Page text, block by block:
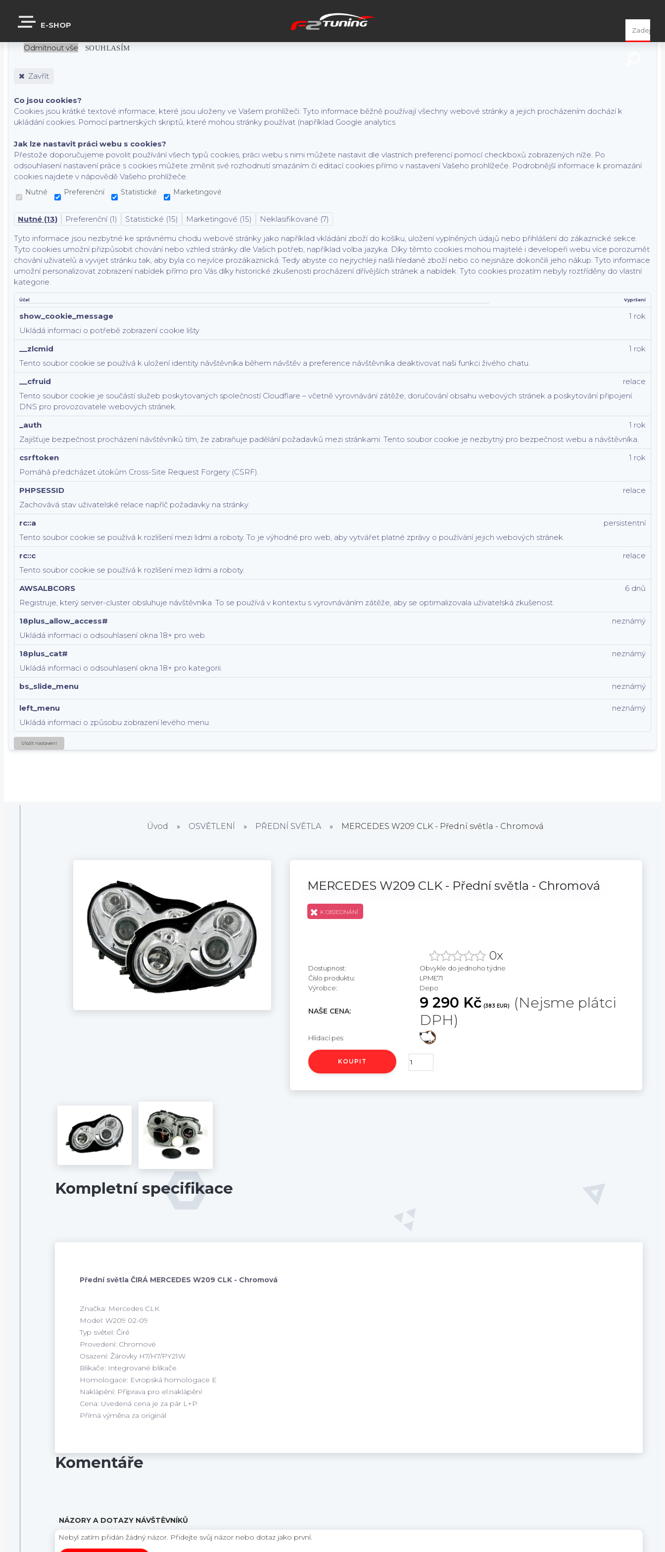
S cílem usnadnit uživatelům používat naše webové stránky využíváme cookies. Kliknutím na tlačítko "OK" souhlasíte s použitím preferenčních, statistických i marketingových cookies pro nás i naše
partnery. Funkční cookies jsou v rámci zachování funkčnosti webu používány po celou dobu procházení webem. Podrobné informace a nastavení ke cookies najdete
Odmítnout vše SOUHLASÍM
Zavřít
Co jsou cookies?
Cookies jsou krátké textové informace, které jsou uloženy ve Vašem prohlížeči. Tyto informace běžně používají všechny webové stránky a jejich procházením dochází k
ukládání cookies. Pomocí partnerských skriptů, které mohou stránky používat (například Google analytics
Jak lze nastavit práci webu s cookies?
Přestože doporučujeme povolit používání všech typů cookies, práci webu s nimi můžete nastavit dle vlastních preferencí pomocí checkboxů zobrazených níže. Po
odsouhlasení nastavení práce s cookies můžete změnit své rozhodnutí smazáním či editací cookies přímo v nastavení Vašeho prohlížeče. Podrobnější informace k promazání
cookies najdete v nápovědě Vašeho prohlížeče.
Nutné Preferenční Statistické Marketingové
Nutné (13) Preferenční (1) Statistické (15) Marketingové (15) Neklasifikované (7)
Tyto informace jsou nezbytné ke správnému chodu webové stránky jako například vkládání zboží do košíku, uložení vyplněných údajů nebo přihlášení do zákaznické sekce.
Tyto cookies umožní přizpůsobit chování nebo vzhled stránky dle Vašich potřeb, například volba jazyka. Díky těmto cookies mohou majitelé i developeři webu více porozumět
chování uživatelů a vyvijet stránku tak, aby byla co nejvíce prozákaznická. Tedy abyste co nejrychleji našli hledané zboží nebo co nejsnáze dokončili jeho nákup. Tyto informace
umožní personalizovat zobrazení nabídek přímo pro Vás díky historické zkušenosti procházení dřívějších stránek a nabídek. Tyto cookies prozatím nebyly roztříděny do vlastní
kategorie.
Účel Vypršení
show_cookie_message
Ukládá informaci o potřebě zobrazení cookie lišty
1 rok
__zlcmid
Tento soubor cookie se používá k uložení identity návštěvníka během návštěv a preference návštěvníka deaktivovat naši funkci živého chatu.
1 rok
__cfruid
Tento soubor cookie je součástí služeb poskytovaných společností Cloudflare – včetně vyrovnávání zátěže, doručování obsahu webových stránek a poskytování připojení
DNS pro provozovatele webových stránek.
relace
_auth
Zajišťuje bezpečnost procházení návštěvníků tím, že zabraňuje padělání požadavků mezi stránkami. Tento soubor cookie je nezbytný pro bezpečnost webu a návštěvníka.
1 rok
csrftoken
Pomáhá předcházet útokům Cross-Site Request Forgery (CSRF).
1 rok
PHPSESSID
Zachovává stav uživatelské relace napříč požadavky na stránky.
relace
rc::a
Tento soubor cookie se používá k rozlišení mezi lidmi a roboty. To je výhodné pro web, aby vytvářet platné zprávy o používání jejich webových stránek.
persistentní
rc::c
Tento soubor cookie se používá k rozlišení mezi lidmi a roboty.
relace
AWSALBCORS
Registruje, který server-cluster obsluhuje návštěvníka. To se používá v kontextu s vyrovnáváním zátěže, aby se optimalizovala uživatelská zkušenost.
6 dnů
18plus_allow_access#
Ukládá informaci o odsouhlasení okna 18+ pro web.
neznámý
18plus_cat#
Ukládá informaci o odsouhlasení okna 18+ pro kategorii.
neznámý
bs_slide_menu neznámý
left_menu
Ukládá informaci o způsobu zobrazení levého menu.
neznámý
Uložit nastavení
E-SHOP
Úvod » OSVĚTLENÍ » PŘEDNÍ SVĚTLA » MERCEDES W209 CLK - Přední světla - Chromová
MERCEDES W209 CLK - Přední světla - Chromová
K OBJEDNÁNÍ
0x
Dostupnost:
Obvykle do jednoho týdne
Číslo produktu:
LPME71
Výrobce:
Depo
NAŠE CENA: 9 290 Kč (383 EUR)
(Nejsme plátci
DPH)
Hlídací pes:
KOUPIT
Kompletní specifikace
Přední světla ČIRÁ MERCEDES W209 CLK - Chromová
Značka: Mercedes CLK
Model: W209 02-09
Typ světel: Čiré
Provedení: Chromové
Osazení: Žárovky H7/H7/PY21W
Blikače: Integrované blikače
Homologace: Evropská homologace E
Naklápění: Příprava pro el.naklápění
Cena: Uvedená cena je za pár L+P
Přímá výměna za originál
Komentáře
NÁZORY A DOTAZY NÁVŠTĚVNÍKŮ
Nebyl zatím přidán žádný názor. Přidejte svůj názor nebo dotaz jako první.